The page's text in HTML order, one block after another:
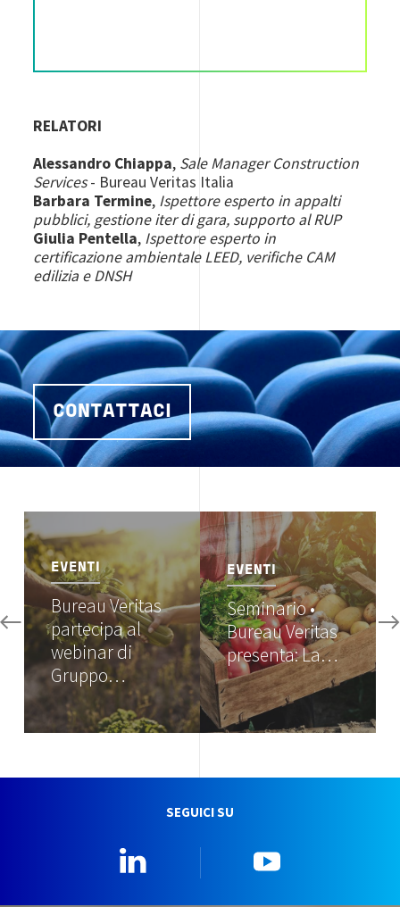
RELATORI
Alessandro Chiappa, Sale Manager Construction
Services- Bureau Veritas Italia
Barbara Termine, Ispettore esperto in appalti
pubblici, gestione iter di gara, supporto al RUP
Giulia Pentella, Ispettore esperto in
certificazione ambientale LEED, verifiche CAM
edilizia e DNSH
CONTATTACI
Image
EVENTI
Bureau Veritas
partecipa al
webinar di
Gruppo…
Image
EVENTI
Seminario •
Bureau Veritas
presenta: La…
SEGUICI SU